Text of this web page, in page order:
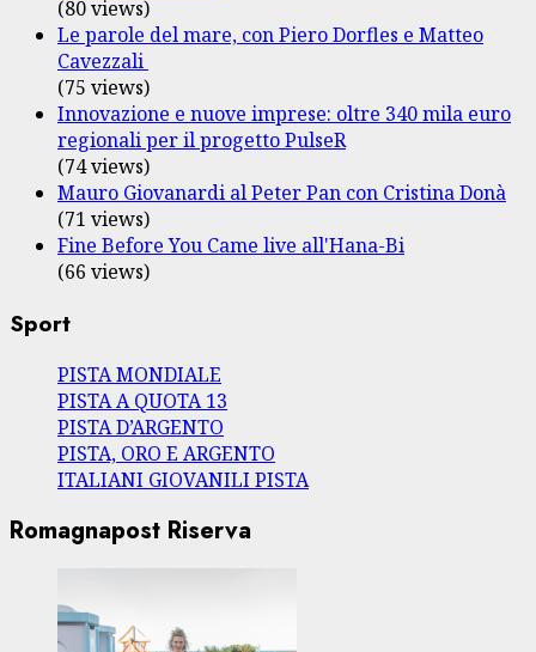
(80 views)
Le parole del mare, con Piero Dorfles e Matteo
Cavezzali
(75 views)
Innovazione e nuove imprese: oltre 340 mila euro
regionali per il progetto PulseR
(74 views)
Mauro Giovanardi al Peter Pan con Cristina Donà
(71 views)
Fine Before You Came live all'Hana-Bi
(66 views)
Sport
PISTA MONDIALE
PISTA A QUOTA 13
PISTA D’ARGENTO
PISTA, ORO E ARGENTO
ITALIANI GIOVANILI PISTA
Romagnapost Riserva